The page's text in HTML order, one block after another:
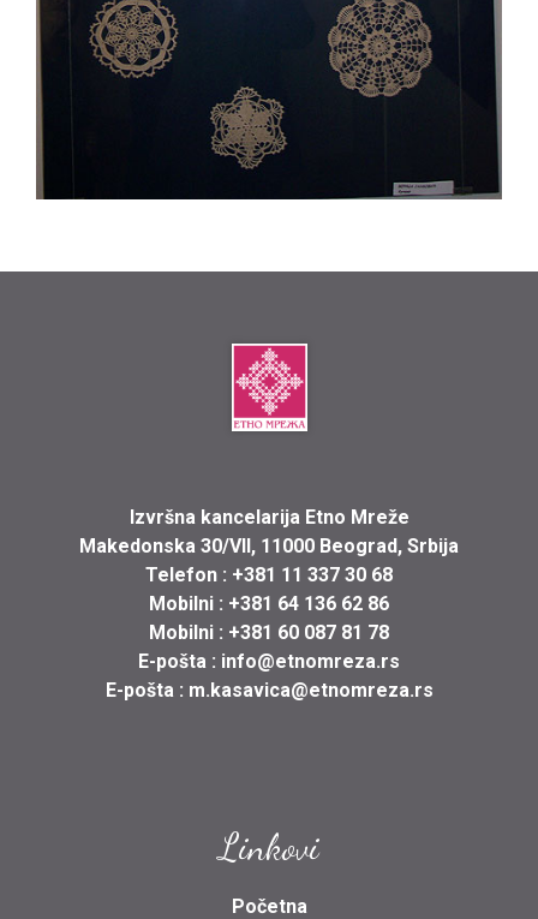
Izvršna kancelarija Etno Mreže
Makedonska 30/VII, 11000 Beograd, Srbija
Telefon : +381 11 337 30 68
Mobilni : +381 64 136 62 86
Mobilni : +381 60 087 81 78
E-pošta : info@etnomreza.rs
E-pošta : m.kasavica@etnomreza.rs
Linkovi
Početna